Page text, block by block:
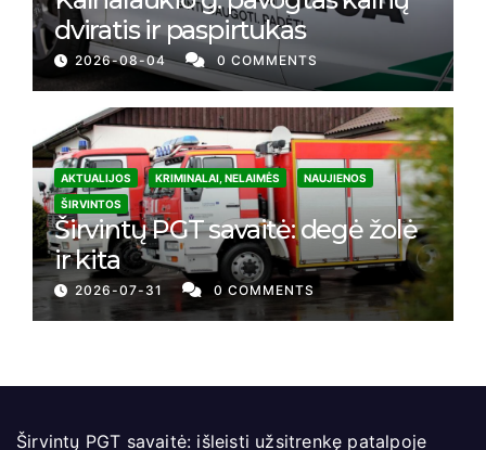
dviratis ir paspirtukas
2026-08-04 0 COMMENTS
AKTUALIJOS KRIMINALAI, NELAIMĖS
NAUJIENOS
ŠIRVINTOS
Širvintų PGT savaitė: degė žolė
ir kita
2026-07-31 0 COMMENTS
Širvintų PGT savaitė: išleisti užsitrenkę patalpoje